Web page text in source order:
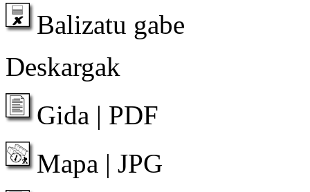
Balizatu gabe
Deskargak
Gida | PDF
Mapa | JPG